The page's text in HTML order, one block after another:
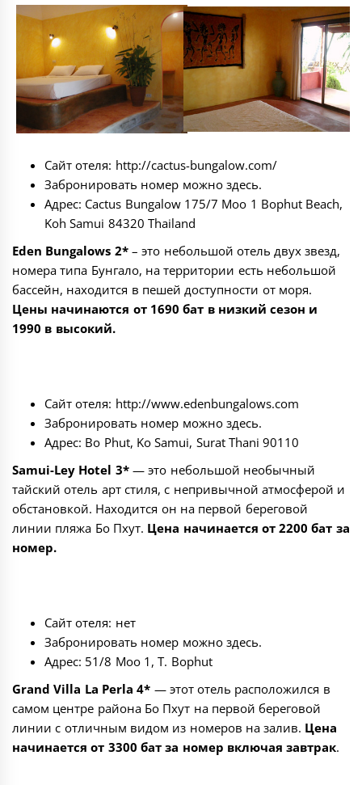
Сайт отеля: http://cactus-bungalow.com/
Забронировать номер можно здесь.
Адрес: Cactus Bungalow 175/7 Moo 1 Bophut Beach,
Koh Samui 84320 Thailand
Eden Bungalows 2*– это небольшой отель двух звезд,
номера типа Бунгало, на территории есть небольшой
бассейн, находится в пешей доступности от моря.
Цены начинаются от 1690 бат в низкий сезон и
1990 в высокий.
Сайт отеля: http://www.edenbungalows.com
Забронировать номер можно здесь.
Адрес: Bo Phut, Ko Samui, Surat Thani 90110
Samui-Ley Hotel 3*— это небольшой необычный
тайский отель арт стиля, с непривычной атмосферой и
обстановкой. Находится он на первой береговой
линии пляжа Бо Пхут. Цена начинается от 2200 бат за
номер.
Сайт отеля: нет
Забронировать номер можно здесь.
Адрес: 51/8 Moo 1, T. Bophut
Grand Villa La Perla 4* — этот отель расположился в
самом центре района Бо Пхут на первой береговой
линии с отличным видом из номеров на залив. Цена
начинается от 3300 бат за номер включая завтрак.